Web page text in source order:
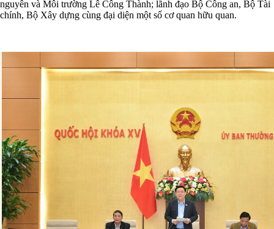
nguyên và Môi trường Lê Công Thành; lãnh đạo Bộ Công an, Bộ Tài
chính, Bộ Xây dựng cùng đại diện một số cơ quan hữu quan.